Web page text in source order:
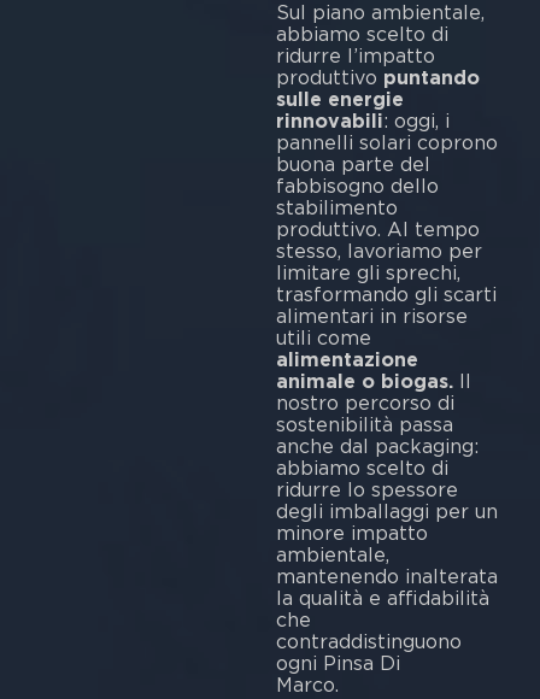
Sul piano ambientale,
abbiamo scelto di
ridurre l’impatto
produttivo puntando
sulle energie
rinnovabili: oggi, i
pannelli solari coprono
buona parte del
fabbisogno dello
stabilimento
produttivo. Al tempo
stesso, lavoriamo per
limitare gli sprechi,
trasformando gli scarti
alimentari in risorse
utili come
alimentazione
animale o biogas.
nostro percorso di
sostenibilità passa
anche dal packaging:
abbiamo scelto di
ridurre lo spessore
degli imballaggi per un
minore impatto
ambientale,
mantenendo inalterata
la qualità e affidabilità
che
contraddistinguono
ogni Pinsa Di